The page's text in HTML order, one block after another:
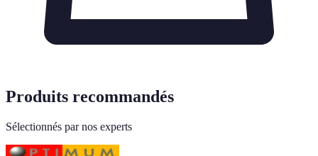
Produits recommandés
Sélectionnés par nos experts